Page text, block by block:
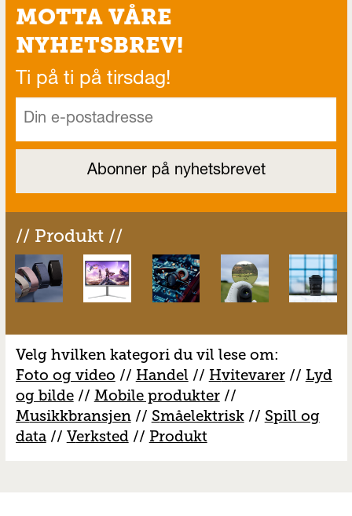
MOTTA VÅRE
NYHETSBREV!
Ti på ti på tirsdag!
// Produkt //
Velg hvilken kategori du vil lese om:
Foto og video // Handel // Hvitevarer// Lyd
og bilde// Mobile produkter//
Musikkbransjen// Småelektrisk// Spill og
data// Verksted// Produkt